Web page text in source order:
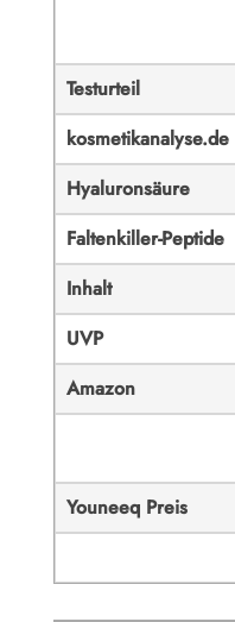
Testurteil
kosmetikanalyse.de
Hyaluronsäure
Faltenkiller-Peptide
Inhalt
UVP
Amazon
Youneeq Preis